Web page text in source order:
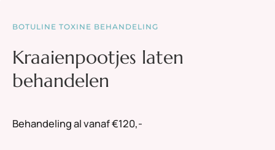
BOTULINE TOXINE BEHANDELING
Kraaienpootjes laten
behandelen
Behandeling al vanaf €120,-